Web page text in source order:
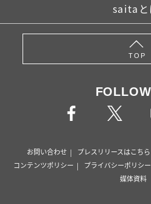
saitaと
TOP
お問い合わせ プレスリリースはこちら
コンテンツポリシー
プライバシーポリシー
媒体資料